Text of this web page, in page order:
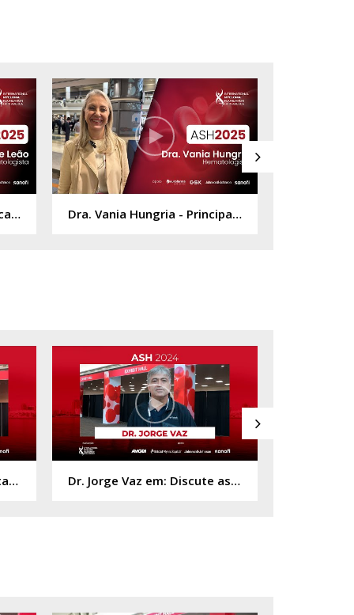
Dra. Danielle Leão - Destaca 2 no tratamento do mm: o isatuximabe e o belantamab mafodotina Dra. Vania Hungria - Principais inovações no tratamento do mieloma múltiplo
Dr. Pedro Neffá em: Expectativas em Relação à incorporação de novas terapias. Dr. Jorge Vaz em: Discute as novas abordagens para pacientes com mieloma múltiplo indolente.